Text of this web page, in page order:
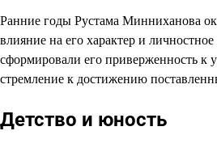
Ранние годы Рустама Минниханова
влияние на его характер и
сформировали его приверженность к
стремление к достижению
Детство и юность